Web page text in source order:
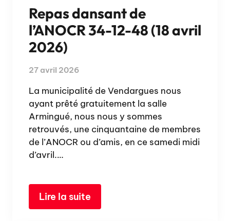
Repas dansant de
l’ANOCR 34-12-48 (18 avril
2026)
27 avril 2026
La municipalité de Vendargues nous
ayant prêté gratuitement la salle
Armingué, nous nous y sommes
retrouvés, une cinquantaine de membres
de l’ANOCR ou d’amis, en ce samedi midi
d’avril.…
Lire la suite